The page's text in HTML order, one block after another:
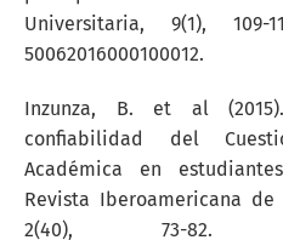
Universitaria, 9(1), 109-
50062016000100012.
Inzunza, B. et al
confiabilidad del
Académica en
Revista Iberoamericana
2(40), 73-82.